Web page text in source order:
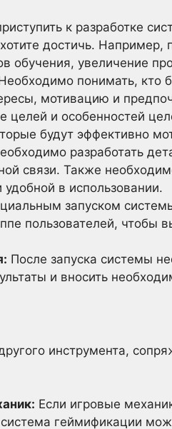
к разработке
достичь.
обучения, увеличение
понимать, кто
мотивацию и
целей и особенностей
будут эффективно
разработать
связи. Также
в использовании.
запуском
пользователей,
После запуска системы
и вносить
инструмента,
Если игровые
геймификации